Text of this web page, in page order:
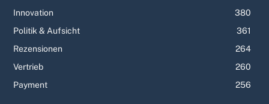
Innovation
380
Politik & Aufsicht
361
Rezensionen
264
Vertrieb
260
Payment
256